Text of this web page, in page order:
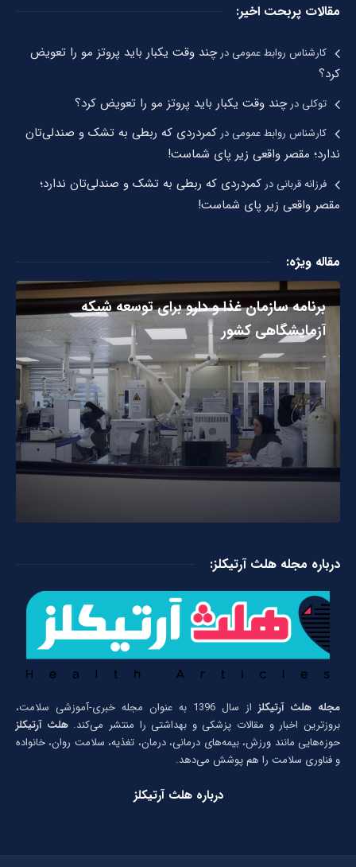
مقالات پربحت اخیر:
کارشناس روابط عمومیدرچند وقت یکبار باید پروتز مو را تعویض
کرد؟
توکلیدرچند وقت یکبار باید پروتز مو را تعویض کرد؟
کارشناس روابط عمومیدر کمردردی که ربطی به تشک و صندلی‌تان
ندارد؛ مقصر واقعی زیر پای شماست!
فرزانه قربانیدر کمردردی که ربطی به تشک و صندلی‌تان ندارد؛
مقصر واقعی زیر پای شماست!
مقاله ویژه:
برنامه سازمان غذا و دارو برای توسعه شبکه
آزمایشگاهی کشور
درباره مجله هلث آرتیکلز:
مجله هلث آرتیکلز
از سال 1396 به عنوان مجله خبری-آموزشی سلامت،
بروزترین اخبار و مقالات پزشکی و بهداشتی را منتشر می‌کند.هلث آرتیکلز
حوزه‌هایی مانند ورزش، بیمه‌های درمانی، درمان، تغذیه، سلامت روان، خانواده
و فناوری سلامت را هم پوشش می‌دهد.
درباره هلث آرتیکلز